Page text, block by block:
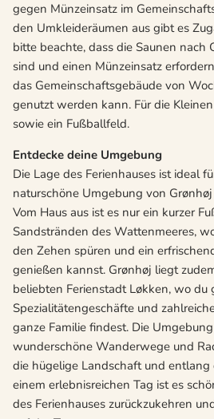
gegen Münzeinsatz im
den Umkleideräumen aus gibt es
bitte beachte, dass die Saunen nach
sind und einen Münzeinsatz
das Gemeinschaftsgebäude von
genutzt werden kann. Für die
sowie ein Fußballfeld.
Entdecke deine Umgebung
Die Lage des Ferienhauses ist ideal
naturschöne Umgebung von
Vom Haus aus ist es nur ein kurzer
Sandstränden des Wattenmeeres,
den Zehen spüren und ein
genießen kannst. Grønhøj liegt
beliebten Ferienstadt Løkken, wo du
Spezialitätengeschäfte und
ganze Familie findest. Die
wunderschöne Wanderwege und
die hügelige Landschaft und entlang
einem erlebnisreichen Tag ist es
des Ferienhauses zurückzukehren